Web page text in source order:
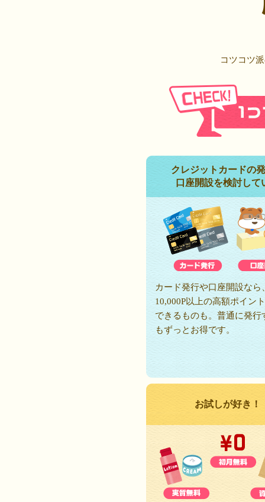
コツコツ
クレジットカードの
口座開設を検討して
カード発行や口座開設なら
10,000P以上の高額ポイン
できるものも。普通に発行
もずっとお得です。
お試しが好き！